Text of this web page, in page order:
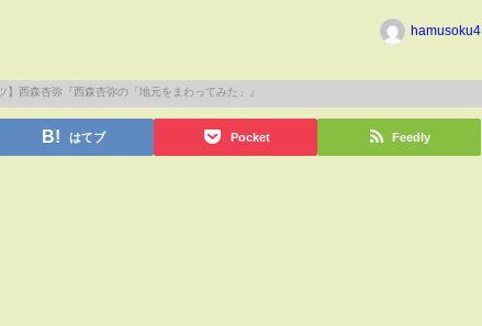
hamusoku4
はてブ Pocket Feedly